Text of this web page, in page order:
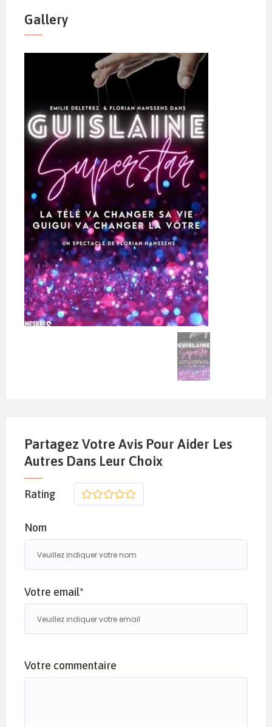
Gallery
Partagez Votre Avis Pour Aider Les
Autres Dans Leur Choix
Rating 5
4
3
2
Nom
Votre email*
Votre commentaire